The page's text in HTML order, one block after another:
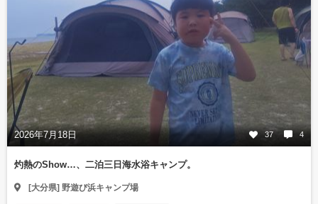
2026年7月18日 37 4
灼熱のShow…、二泊三日海水浴キャンプ。
[大分県] 野遊び浜キャンプ場